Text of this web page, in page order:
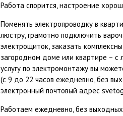
Работа спорится, настроение
Поменять электропроводку в
люстру, грамотно подключить
электрощиток, заказать
загородном доме или квартире – с
услугу по электромонтажу вы
(с 9 до 22 часов ежедневно, без
электронный почтовый адрес
Работаем ежедневно, без